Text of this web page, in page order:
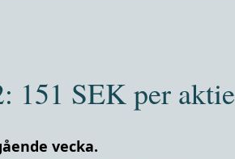
151 SEK per aktie
vecka.